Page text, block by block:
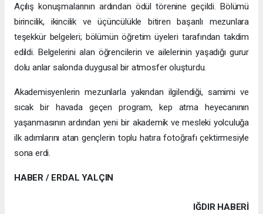
Açılış konuşmalarının ardından ödül törenine geçildi. Bölümü
birincilik, ikincilik ve üçüncülükle bitiren başarılı mezunlara
teşekkür belgeleri; bölümün öğretim üyeleri tarafından takdim
edildi. Belgelerini alan öğrencilerin ve ailelerinin yaşadığı gurur
dolu anlar salonda duygusal bir atmosfer oluşturdu.
Akademisyenlerin mezunlarla yakından ilgilendiği, samimi ve
sıcak bir havada geçen program, kep atma heyecanının
yaşanmasının ardından yeni bir akademik ve mesleki yolculuğa
ilk adımlarını atan gençlerin toplu hatıra fotoğrafı çektirmesiyle
sona erdi.
HABER / ERDAL YALÇIN
IĞDIR HABERİ